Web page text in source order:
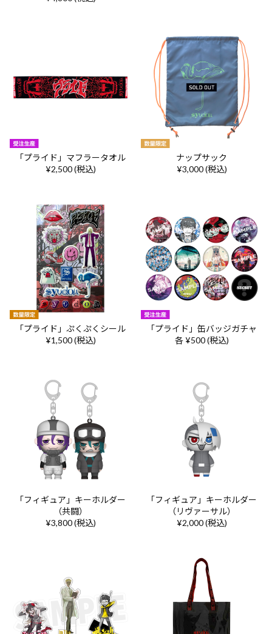
「プライド」マフラータオル
¥2,500 (税込)
ナップサック
¥3,000 (税込)
「プライド」ぷくぷくシール
¥1,500 (税込)
「プライド」缶バッジガチャ
各 ¥500 (税込)
「フィギュア」キーホルダー
（共闘）
¥3,800 (税込)
「フィギュア」キーホルダー
（リヴァーサル）
¥2,000 (税込)